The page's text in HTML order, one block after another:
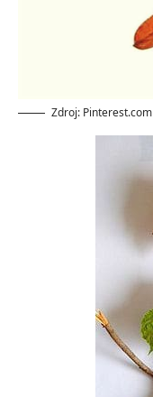
Zdroj: Pinterest.com